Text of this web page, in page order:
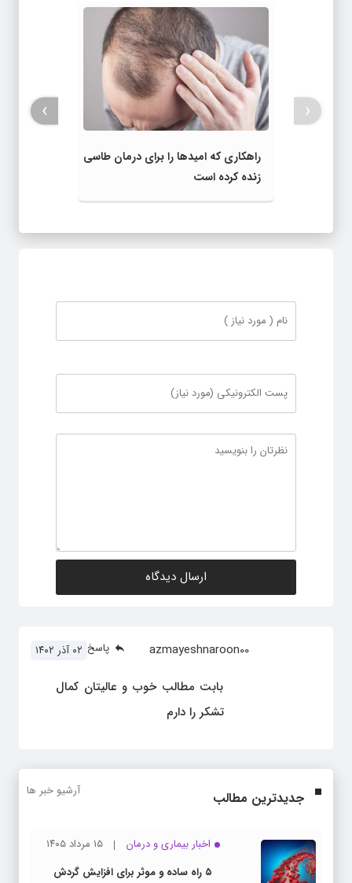
راهکاری که امیدها را برای درمان طاسی
زنده کرده است
‹
›
azmayeshnaroon00 ۰۲ آذر ۱۴۰۲ پاسخ
بابت مطالب خوب و عالیتان کمال
تشکر را دارم
جدیدترین مطالب آرشیو خبر ها
اخبار بیماری و درمان
۱۵ مرداد ۱۴۰۵
۵ راه ساده و موثر برای افزایش گردش